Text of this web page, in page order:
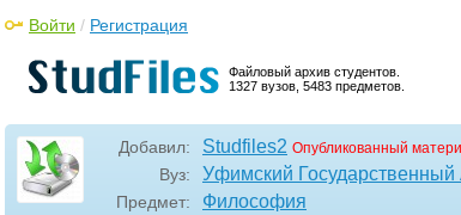
Файловый архив студентов.
1327 вузов, 5483 предметов.
Войти / Регистрация
Добавил: Studfiles2 Опубликованный
Вуз: Уфимский Государственный
Предмет: Философия